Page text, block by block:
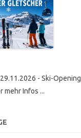
- Ski-Opening
mehr Infos ...